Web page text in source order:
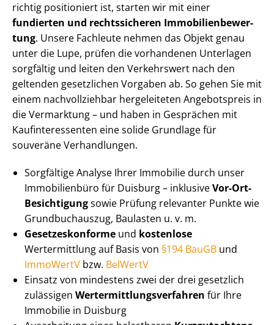
richtig positioniert ist, starten wir mit einer
fundierten und rechtssicheren Im­mo­bi­li­en­be­wer­
tung. Unsere Fachleute nehmen das Objekt genau
unter die Lupe, prüfen die vorhandenen Unterlagen
sorgfältig und leiten den Verkehrswert nach den
geltenden gesetzlichen Vorgaben ab. So gehen Sie mit
einem nachvollziehbar hergeleiteten Angebotspreis in
die Vermarktung – und haben in Gesprächen mit
Kauf­in­ter­es­sen­ten eine solide Grundlage für
souveräne Verhandlungen.
Sorgfältige Analyse Ihrer Immobilie durch unser
Immobilienbüro für Duisburg – inklusiveVor-Ort-
Besichtigungsowie Prüfung relevanter Punkte wie
Grundbuchauszug, Baulasten u. v. m.
Ge­set­zes­kon­for­me und kostenlose
Wertermittlung auf Basis von §194 BauGB und
ImmoWertV bzw. BelWertV
Einsatz von mindestens zwei der drei gesetzlich
zulässigen Wert­ermitt­lungs­ver­fah­ren für Ihre
Immobilie in Duisburg